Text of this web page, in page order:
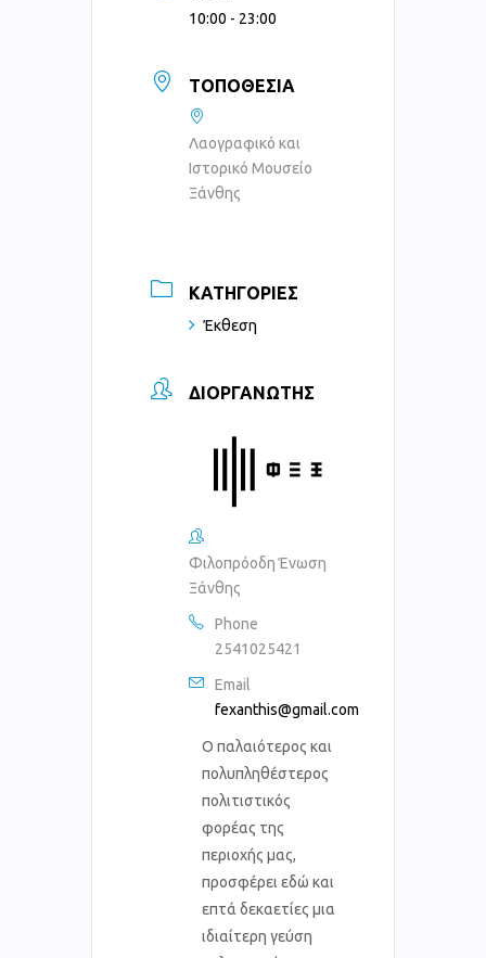
10:00 - 23:00
ΤΟΠΟΘΕΣΊΑ
Λαογραφικό και
Ιστορικό Μουσείο
Ξάνθης
ΚΑΤΗΓΟΡΊΕΣ
Έκθεση
ΔΙΟΡΓΑΝΩΤΉΣ
Φιλοπρόοδη Ένωση
Ξάνθης
Phone
2541025421
Email
fexanthis@gmail.com
Ο παλαιότερος και
πολυπληθέστερος
πολιτιστικός
φορέας της
περιοχής μας,
προσφέρει εδώ και
επτά δεκαετίες μια
ιδιαίτερη γεύση